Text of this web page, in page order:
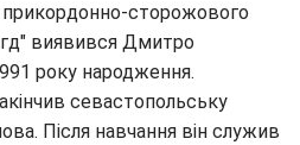
прикордонно-сторожового
виявився Дмитро
року народження.
севастопольську
Після навчання він служив